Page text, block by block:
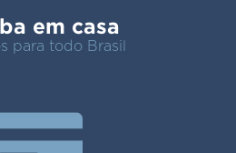
em casa
para todo Brasil